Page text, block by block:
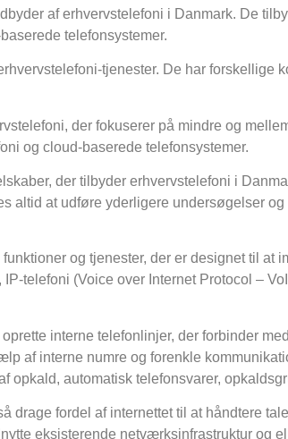
af erhvervstelefoni i Danmark. De
telefonsystemer.
tjenester. De har forskellige
der fokuserer på mindre og
og cloud-baserede telefonsystemer.
der tilbyder erhvervstelefoni i
altid at udføre yderligere undersøgelser
og tjenester, der er designet til at
telefoni (Voice over Internet Protocol –
interne telefonlinjer, der forbinder
af interne numre og forenkle
opkald, automatisk telefonsvarer,
drage fordel af internettet til at håndtere
eksisterende netværksinfrastruktur og